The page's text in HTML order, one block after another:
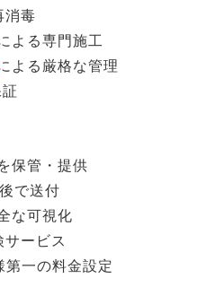
消毒
よる専門施工
よる厳格な管理
保管・提供
で送付
な可視化
ービス
第一の料金設定